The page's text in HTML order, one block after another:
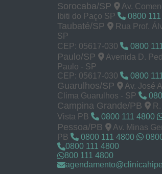
Sorocaba/SP
Av.
Ibiti do Paço SP
0800
Taubaté/SP
Rua Prof.
SP
CEP: 05617-030
0800
Paulo/SP
Avenida D.
Paulo - SP
CEP: 05617-030
0800
Guarulhos/SP
Av. José
Clima Guarulhos - SP
Campina Grande/PB
Vista PB
0800 111 4800
Pessoa/PB
Av. Minas
PB
0800 111 4800
0800 111 4800
800 111 4800